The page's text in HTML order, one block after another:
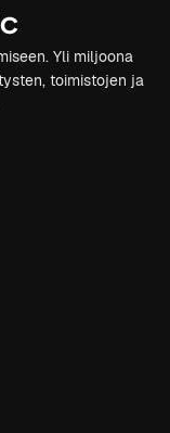
Yli miljoona
toimistojen ja